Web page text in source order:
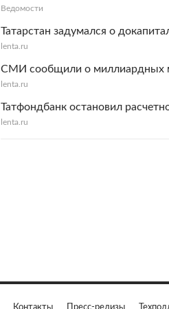
Ведомости
Татарстан задумался о
lenta.ru
СМИ сообщили о миллиардных
lenta.ru
Татфондбанк остановил
lenta.ru